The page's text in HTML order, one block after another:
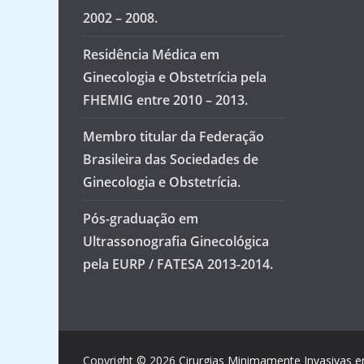
2002 – 2008.
Residência Médica em
Ginecologia e Obstetrícia pela
FHEMIG entre 2010 – 2013.
Membro titular da Federação
Brasileira das Sociedades de
Ginecologia e Obstetrícia.
Pós-graduação em
Ultrassonografia Ginecológica
pela EURP / FATESA 2013-2014.
Copyright © 2026 Cirurgias Minimamente Invasivas